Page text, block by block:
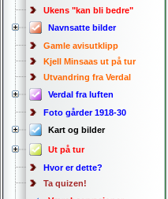
Ukens "kan bli bedre"
Navnsatte bilder
Gamle avisutklipp
Kjell Minsaas ut på tur
Utvandring fra Verdal
Verdal fra luften
Foto gårder 1918-30
Kart og bilder
Ut på tur
Hvor er dette?
Ta quizen!